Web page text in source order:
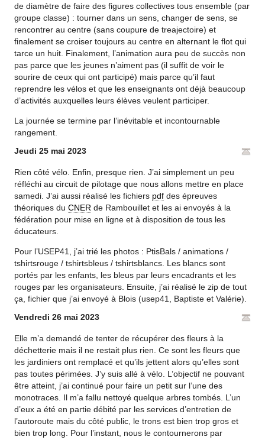
de diamètre de faire des figures collectives tous ensemble (par
groupe classe) : tourner dans un sens, changer de sens, se
rencontrer au centre (sans coupure de treajectoire) et
finalement se croiser toujours au centre en alternant le flot qui
tarce un huit. Finalement, l’animation aura peu de succès non
pas parce que les jeunes n’aiment pas (il suffit de voir le
sourire de ceux qui ont participé) mais parce qu’il faut
reprendre les vélos et que les enseignants ont déjà beaucoup
d’activités auxquelles leurs élèves veulent participer.
La journée se termine par l’inévitable et incontournable
rangement.
Jeudi 25 mai 2023
Rien côté vélo. Enfin, presque rien. J’ai simplement un peu
réfléchi au circuit de pilotage que nous allons mettre en place
samedi. J’ai aussi réalisé les fichiers pdf des épreuves
théoriques duCNER de Rambouillet et les ai envoyés à la
fédération pour mise en ligne et à disposition de tous les
éducateurs.
Pour l’USEP41, j’ai trié les photos : PtisBals / animations /
tshirtsrouge / tshirtsbleus / tshirtsblancs. Les blancs sont
portés par les enfants, les bleus par leurs encadrants et les
rouges par les organisateurs. Ensuite, j’ai réalisé le zip de tout
ça, fichier que j’ai envoyé à Blois (usep41, Baptiste et Valérie).
Vendredi 26 mai 2023
Elle m’a demandé de tenter de récupérer des fleurs à la
déchetterie mais il ne restait plus rien. Ce sont les fleurs que
les jardiniers ont remplacé et qu’ils jettent alors qu’elles sont
pas toutes périmées. J’y suis allé à vélo. L’objectif ne pouvant
être atteint, j’ai continué pour faire un petit sur l’une des
monotraces. Il m’a fallu nettoyé quelque arbres tombés. L’un
d’eux a été en partie débité par les services d’entretien de
l’autoroute mais du côté public, le trons est bien trop gros et
bien trop long. Pour l’instant, nous le contournerons par